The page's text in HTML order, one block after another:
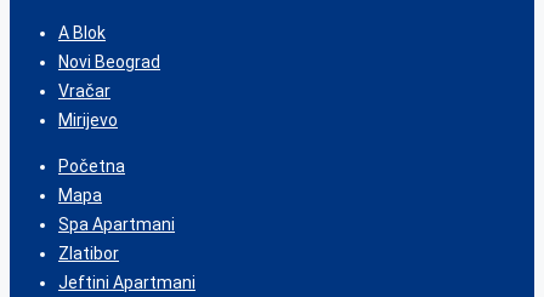
A Blok
Novi Beograd
Vračar
Mirijevo
Početna
Mapa
Spa Apartmani
Zlatibor
Jeftini Apartmani